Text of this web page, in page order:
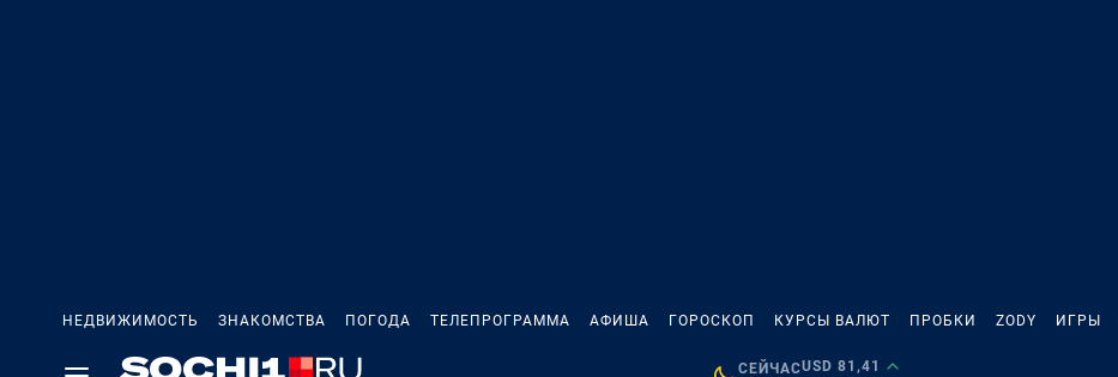
НЕДВИЖИМОСТЬ ЗНАКОМСТВА ПОГОДА ТЕЛЕПРОГРАММА АФИША ГОРОСКОП КУРСЫ ВАЛЮТ ПРОБКИ ZODY ИГРЫ
СЕЙЧАСUSD 81,41